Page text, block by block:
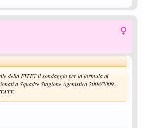
della FITET il sondaggio per la formula di
a Squadre Stagione Agonistica 2008/2009...